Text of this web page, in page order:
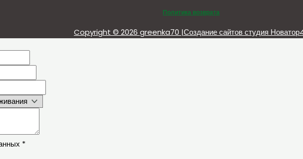
Политика возврата
Copyright © 2026 greenka70 |Создание сайтов студия
*